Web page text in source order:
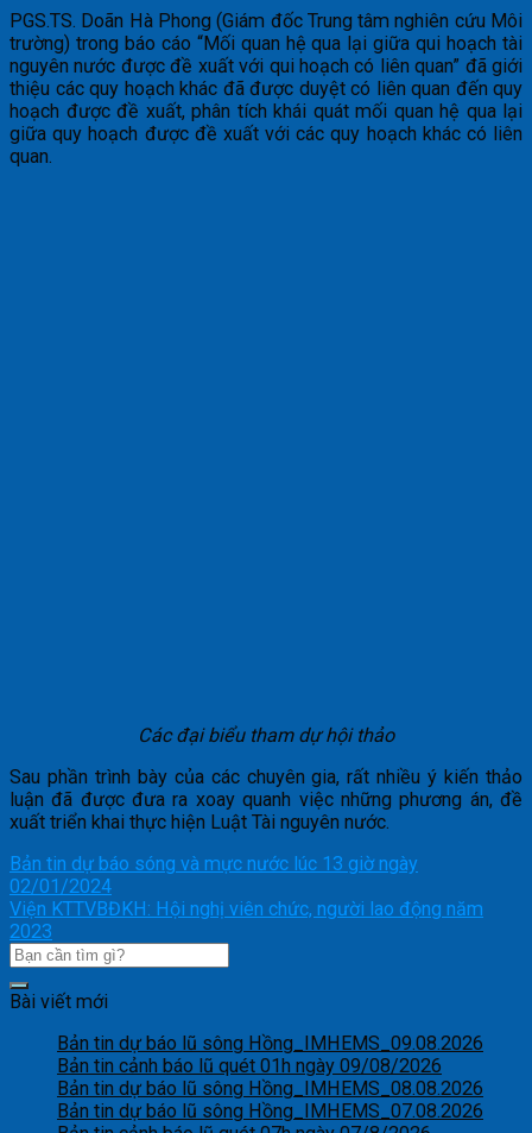
PGS.TS. Doãn Hà Phong (Giám đốc Trung tâm nghiên cứu Môi
trường) trong báo cáo “Mối quan hệ qua lại giữa qui hoạch tài
nguyên nước được đề xuất với qui hoạch có liên quan” đã giới
thiệu các quy hoạch khác đã được duyệt có liên quan đến quy
hoạch được đề xuất, phân tích khái quát mối quan hệ qua lại
giữa quy hoạch được đề xuất với các quy hoạch khác có liên
quan.
Các đại biểu tham dự hội thảo
Sau phần trình bày của các chuyên gia, rất nhiều ý kiến thảo
luận đã được đưa ra xoay quanh việc những phương án, đề
xuất triển khai thực hiện Luật Tài nguyên nước.
Bản tin dự báo sóng và mực nước lúc 13 giờ ngày
02/01/2024
Viện KTTVBĐKH: Hội nghị viên chức, người lao động năm
2023
Bài viết mới
Bản tin dự báo lũ sông Hồng_IMHEMS_09.08.2026
Bản tin cảnh báo lũ quét 01h ngày 09/08/2026
Bản tin dự báo lũ sông Hồng_IMHEMS_08.08.2026
Bản tin dự báo lũ sông Hồng_IMHEMS_07.08.2026